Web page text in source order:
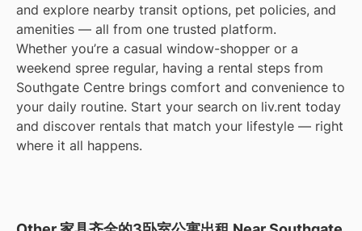
and explore nearby transit options, pet policies, and
amenities — all from one trusted platform.
Whether you’re a casual window-shopper or a
weekend spree regular, having a rental steps from
Southgate Centre brings comfort and convenience to
your daily routine. Start your search on liv.rent today
and discover rentals that match your lifestyle — right
where it all happens.